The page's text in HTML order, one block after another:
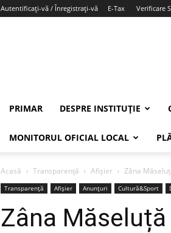
Autentificați-vă / Înregistrați-vă E-Tax Verificare
PRIMAR DESPRE INSTITUȚIE
MONITORUL OFICIAL LOCAL
Acasă Transparență Afișier Zâna
Transparență Afișier Anunțuri Cultură&Sport
Zâna